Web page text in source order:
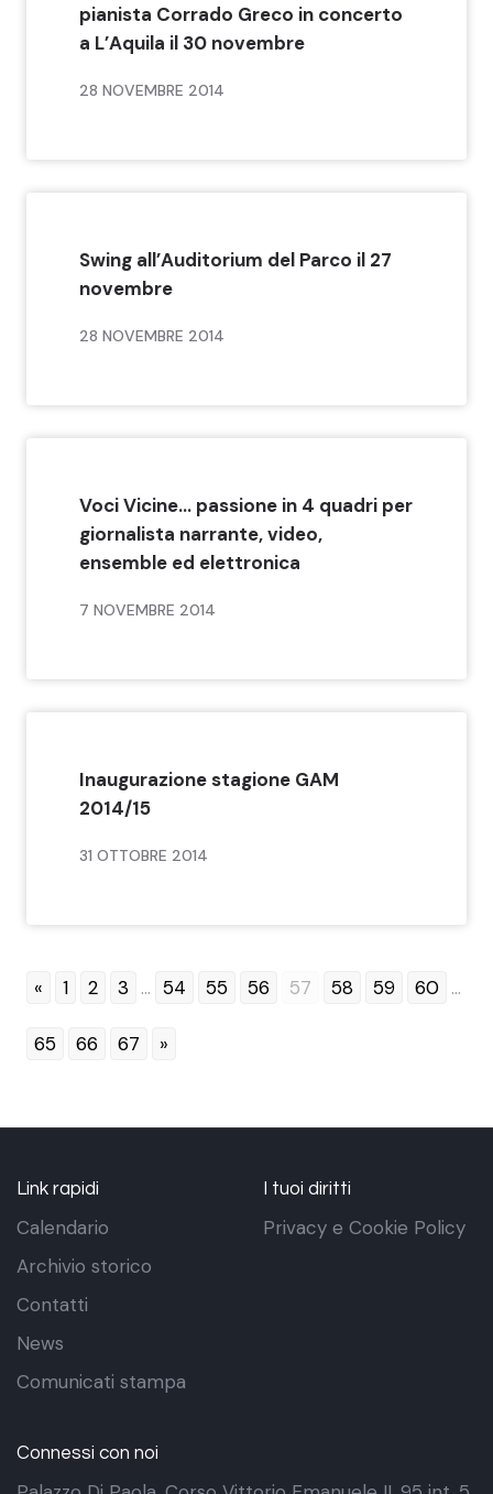
pianista Corrado Greco in concerto
a L’Aquila il 30 novembre
28 NOVEMBRE 2014
Swing all’Auditorium del Parco il 27
novembre
28 NOVEMBRE 2014
Voci Vicine… passione in 4 quadri per
giornalista narrante, video,
ensemble ed elettronica
7 NOVEMBRE 2014
Inaugurazione stagione GAM
2014/15
31 OTTOBRE 2014
« 1 2 3 ... 54 55 56 57 58 59 60 ...
65 66 67 »
Link rapidi
Calendario
Archivio storico
Contatti
News
Comunicati stampa
I tuoi diritti
Privacy e Cookie Policy
Connessi con noi